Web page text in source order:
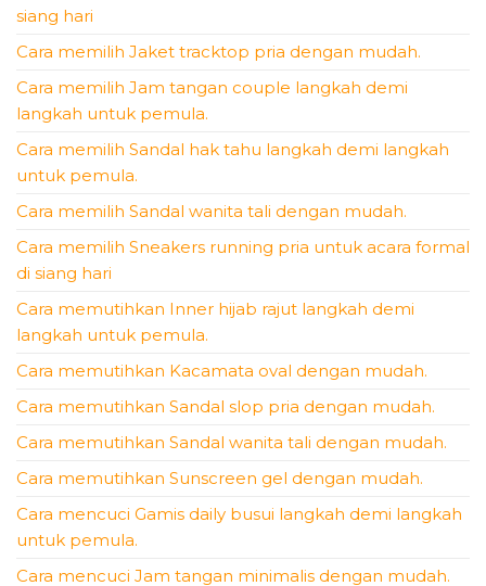
siang hari
Cara memilih Jaket tracktop pria dengan mudah.
Cara memilih Jam tangan couple langkah demi
langkah untuk pemula.
Cara memilih Sandal hak tahu langkah demi langkah
untuk pemula.
Cara memilih Sandal wanita tali dengan mudah.
Cara memilih Sneakers running pria untuk acara formal
di siang hari
Cara memutihkan Inner hijab rajut langkah demi
langkah untuk pemula.
Cara memutihkan Kacamata oval dengan mudah.
Cara memutihkan Sandal slop pria dengan mudah.
Cara memutihkan Sandal wanita tali dengan mudah.
Cara memutihkan Sunscreen gel dengan mudah.
Cara mencuci Gamis daily busui langkah demi langkah
untuk pemula.
Cara mencuci Jam tangan minimalis dengan mudah.